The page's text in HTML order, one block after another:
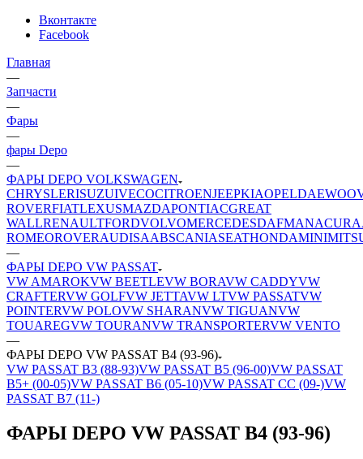
Вконтакте
Facebook
Главная
—
Запчасти
—
Фары
—
фары Depo
—
ФАРЫ DEPO VOLKSWAGEN
CHRYSLERISUZUIVECOCITROENJEEPKIAOPELDAEWOO
ROVERFIATLEXUSMAZDAPONTIACGREAT
WALLRENAULTFORDVOLVOMERCEDESDAFMANACURA
ROMEOROVERAUDISAABSCANIASEATHONDAMINI
—
ФАРЫ DEPO VW PASSAT
VW AMAROKVW BEETLEVW BORAVW CADDYVW
CRAFTERVW GOLFVW JETTAVW LTVW PASSATVW
POINTERVW POLOVW SHARANVW TIGUANVW
TOUAREGVW TOURANVW TRANSPORTERVW VENTO
—
ФАРЫ DEPO VW PASSAT B4 (93-96)
VW PASSAT B3 (88-93)VW PASSAT B5 (96-00)VW PASSAT
B5+ (00-05)VW PASSAT B6 (05-10)VW PASSAT CC (09-)VW
PASSAT B7 (11-)
ФАРЫ DEPO VW PASSAT B4 (93-96)